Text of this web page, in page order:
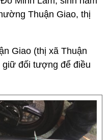
Thuận Giao, thị
Giao (thị xã Thuận
đối tượng để điều